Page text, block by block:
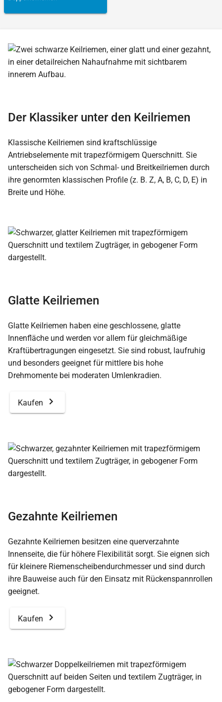
Der Klassiker unter den Keilriemen
Klassische Keilriemen sind kraftschlüssige
Antriebselemente mit trapezförmigem Querschnitt. Sie
unterscheiden sich von Schmal- und Breitkeilriemen durch
ihre genormten klassischen Profile (z. B. Z, A, B, C, D, E) in
Breite und Höhe.
Glatte Keilriemen
Glatte Keilriemen haben eine geschlossene, glatte
Innenfläche und werden vor allem für gleichmäßige
Kraftübertragungen eingesetzt. Sie sind robust, laufruhig
und besonders geeignet für mittlere bis hohe
Drehmomente bei moderaten Umlenkradien.
Kaufen
Gezahnte Keilriemen
Gezahnte Keilriemen besitzen eine querverzahnte
Innenseite, die für höhere Flexibilität sorgt. Sie eignen sich
für kleinere Riemenscheibendurchmesser und sind durch
ihre Bauweise auch für den Einsatz mit Rückenspannrollen
geeignet.
Kaufen